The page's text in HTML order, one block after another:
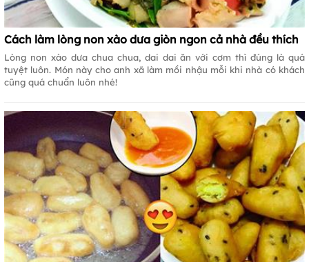
Cách làm lòng non xào dưa giòn ngon cả nhà đều thích
Lòng non xào dưa chua chua, dai dai ăn với cơm thì đúng là quá
tuyệt luôn. Món này cho anh xã làm mồi nhậu mỗi khi nhà có khách
cũng quá chuẩn luôn nhé!